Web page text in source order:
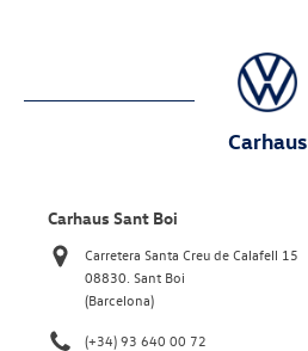
Carhaus
Carhaus Sant Boi
Carretera Santa Creu de Calafell 15
08830. Sant Boi
(Barcelona)
(+34) 93 640 00 72